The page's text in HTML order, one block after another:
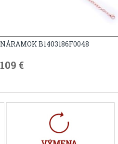
NÁRAMOK B1403186F0048
109 €